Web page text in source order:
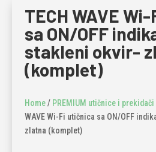
TECH WAVE
sa ON/OFF
stakleni okvir-
(komplet)
Home/ PREMIUM utičnice i prekidači
WAVE Wi-Fi utičnica sa ON/OFF
zlatna (komplet)